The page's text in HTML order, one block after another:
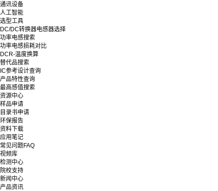
通讯设备
人工智能
选型工具
DC/DC转换器电感器选择
功率电感搜索
功率电感损耗对比
DCR-温度换算
替代品搜索
IC参考设计查询
产品特性查询
最高感值搜索
资源中心
样品申请
目录书申请
环保报告
资料下载
应用笔记
常见问题FAQ
视频库
检测中心
院校支持
新闻中心
产品资讯